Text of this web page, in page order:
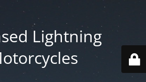
Lightning